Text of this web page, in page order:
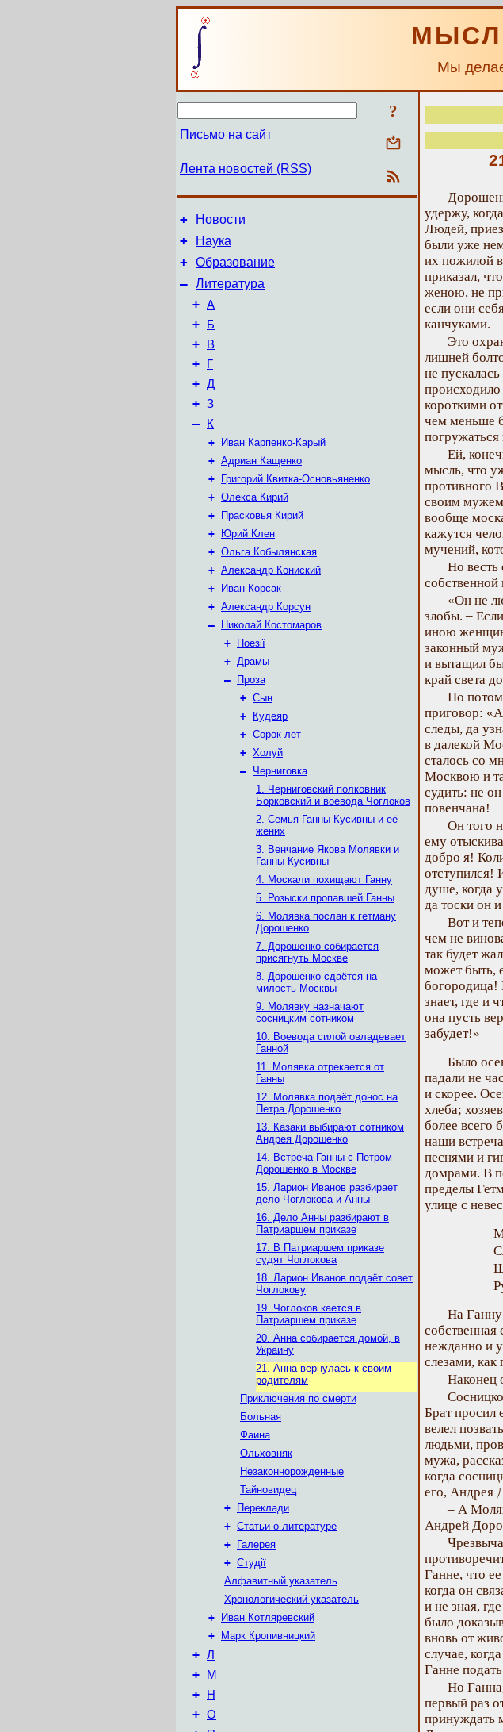
Мы
?
Письмо на сайт
Лента новостей (RSS)
+ Новости
+ Наука
+ Образование
– Литература
+ А
+ Б
+ В
+ Г
+ Д
+ З
– К
+
Иван Карпенко-Карый
+ Адриан Кащенко
+
Григорий Квитка-Основьяненко
+ Олекса Кирий
+
Прасковья Кирий
+
Юрий Клен
+ Ольга Кобылянская
+ Александр Кониский
+
Иван Корсак
+ Александр Корсун
–
Николай Костомаров
+
Поезії
+ Драмы
–
Проза
+ Сын
+
Кудеяр
+ Сорок лет
+ Холуй
– Черниговка
1. Черниговский полковник
Борковский и воевода Чоглоков
2. Семья Ганны Кусивны и её
жених
3. Венчание Якова Молявки и
Ганны Кусивны
4. Москали похищают Ганну
5. Розыски пропавшей Ганны
6. Молявка послан к гетману
Дорошенко
7. Дорошенко собирается
присягнуть Москве
8. Дорошенко сдаётся на
милость Москвы
9. Молявку назначают
сосницким сотником
10. Воевода силой овладевает
Ганной
11. Молявка отрекается от
Ганны
12. Молявка подаёт донос на
Петра Дорошенко
13. Казаки выбирают сотником
Андрея Дорошенко
14. Встреча Ганны с Петром
Дорошенко в Москве
15. Ларион Иванов разбирает
дело Чоглокова и Анны
16. Дело Анны разбирают в
Патриаршем приказе
17. В Патриаршем приказе
судят Чоглокова
18. Ларион Иванов подаёт совет
Чоглокову
19. Чоглоков кается в
Патриаршем приказе
20. Анна собирается домой, в
Украину
21. Анна вернулась к своим
родителям
Приключения по смерти
Больная
Фаина
Ольховняк
Незаконнорожденные
Тайновидец
+
Переклади
+ Статьи о литературе
+
Галерея
+ Студії
Алфавитный указатель
Хронологический указатель
+
Иван Котляревский
+
Марк Кропивницкий
+ Л
+ М
+ Н
+ О
удержу,
Людей,
были уже
их пожилой
приказал,
женою, не
если они
канчуками.
Это
лишней
не
короткими
чем меньше
Ей,
мысль, что
противного
своим
вообще
кажутся
мучений,
Но весть
«Он не
злобы. –
иною
законный
и вытащил
край света
Но потом
приговор:
следы, да
в далекой
сталось со
Москвою и
судить: не
повенчана!
Он того
ему
добро я!
отступился!
душе, когда
да тоски он
Вот и
чем не
так будет
может быть,
богородица!
знает, где и
она пусть
забудет!»
Было
падали не
и скорее.
хлеба;
более всего
наши
песнями и
домрами. В
пределы
улице с
На Ганну
собственная
нежданно и
слезами,
Наконец
Брат просил
велел
людьми,
мужа,
когда
его, Андрея
– А
Андрей
Ганне, что
когда он
и не зная,
было
вновь от
случае,
Ганне
Но
первый раз
принуждать